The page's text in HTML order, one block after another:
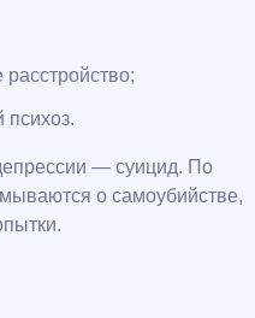
психоз.
— суицид. По
о самоубийстве,